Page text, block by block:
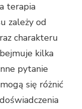
terapia
zależy od
charakteru
kilka
pytanie
się różnić